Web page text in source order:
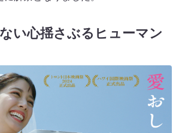
い心揺さぶるヒューマン